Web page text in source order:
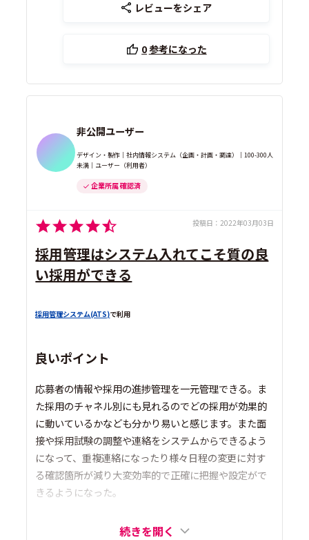
レビューをシェア
0参考になった
非公開ユーザー
デザイン・製作｜社内情報システム（企画・計画・調達）｜100-300人
未満｜ユーザー（利用者）
企業所属 確認済
投稿日： 2022年03月03日
採用管理はシステム入れてこそ質の良
い採用ができる
採用管理システム(ATS)で利用
良いポイント
応募者の情報や採用の進捗管理を一元管理できる。ま
た採用のチャネル別にも見れるのでどの採用が効果的
に動いているかなども分かり易いと感じます。また面
接や採用試験の調整や連絡をシステムからできるよう
になって、重複連絡になったり様々日程の変更に対す
る確認箇所が減り大変効率的で正確に把握や設定がで
きるようになった。
続きを開く